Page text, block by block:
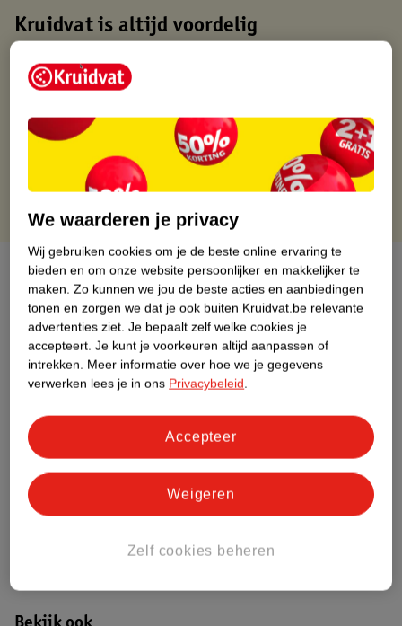
Kruidvat is altijd voordelig
Gratis ophalen in de winkel
Op werkdagen voor 22:00 uur besteld, volgende dag in huis
Gratis retourneren binnen 30 dagen
Gratis punten met je Kruidvat kaart
Over dit product
Productinformatie
Etiketinformatie
Nature Impact Score
Dit product heeft (nog) geen Nature
Bestel & Bezorginformatie
We waarderen je privacy
Wij gebruiken cookies om je de beste online ervaring te
bieden en om onze website persoonlijker en makkelijker te
maken. Zo kunnen we jou de beste acties en aanbiedingen
tonen en zorgen we dat je ook buiten Kruidvat.be relevante
advertenties ziet. Je bepaalt zelf welke cookies je
accepteert. Je kunt je voorkeuren altijd aanpassen of
intrekken. Meer informatie over hoe we je gegevens
verwerken lees je in ons Privacybeleid.
Zelf cookies beheren
Weigeren
Accepteer